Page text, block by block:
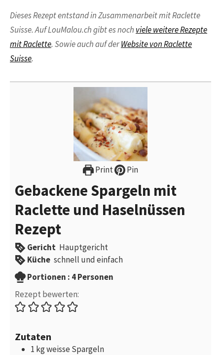
Dieses Rezept entstand in Zusammenarbeit mit Raclette
Suisse. Auf LouMalou.ch gibt es noch viele weitere Rezepte
mit Raclette. Sowie auch auf derWebsite von Raclette
Suisse.
Print Pin
Gebackene Spargeln mit
Raclette und Haselnüssen
Rezept
Gericht Hauptgericht
Küche schnell und einfach
Portionen
Portionen : 4Personen
Rezept bewerten:
Zutaten
1 kgweisse Spargeln